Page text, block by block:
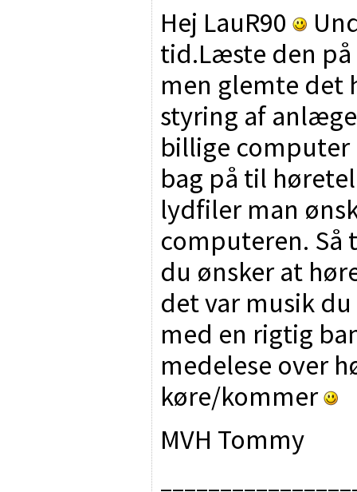
Hej LauR90
tid.Læste den på
men glemte det
styring af
billige
bag på til
lydfiler man
computeren. Så
du ønsker at
det var musik
med en rigtig
medelese over
køre/kommer
MVH Tommy